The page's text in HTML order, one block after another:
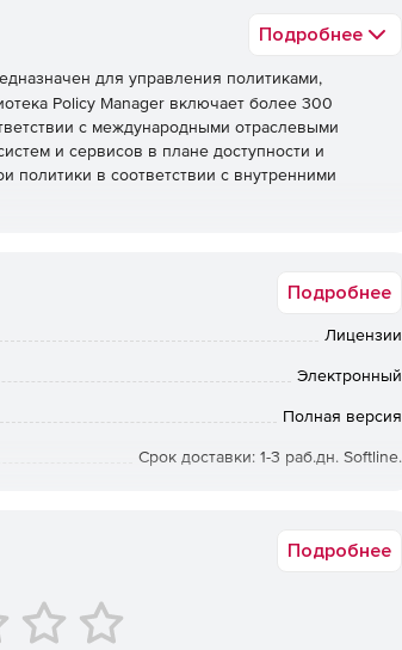
Подробнее
для управления политиками,
Policy Manager включает более 300
с международными отраслевыми
и сервисов в плане доступности и
политики в соответствии с внутренними
Подробнее
Лицензии
Электронный
Полная версия
Срок доставки: 1-3 раб.дн. Softline.
Подробнее